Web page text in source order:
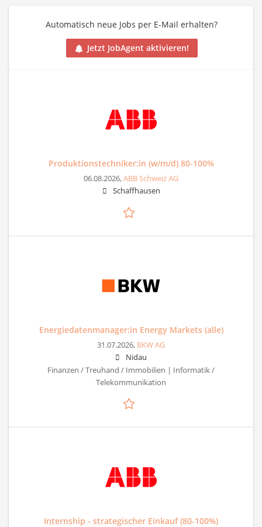
Automatisch neue Jobs per E-Mail erhalten?
Jetzt JobAgent aktivieren!
Produktionstechniker:in (w/m/d) 80-100%
06.08.2026,ABB Schweiz AG
Schaffhausen
Energiedatenmanager:in Energy Markets (alle)
31.07.2026, BKW AG
Nidau
Finanzen / Treuhand / Immobilien | Informatik /
Telekommunikation
Internship - strategischer Einkauf (80-100%)